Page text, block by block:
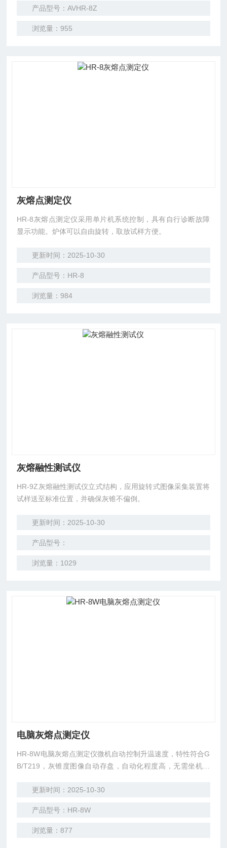
产品型号：AVHR-8Z
浏览量：955
灰熔点测定仪
HR-8灰熔点测定仪采用单片机系统控制，具有自行诊断故障
显示功能。炉体可以自由旋转，取放试样方便。
更新时间：2025-10-30
产品型号：HR-8
浏览量：984
灰熔融性测试仪
HR-9Z灰熔融性测试仪立式结构，应用旋转式图像采集装置将
试样送至标准位置，并确保灰锥不偏倒。
更新时间：2025-10-30
产品型号：
浏览量：1029
电脑灰熔点测定仪
HR-8W电脑灰熔点测定仪微机自动控制升温速度，特性符合G
B/T219，灰锥度图像自动存盘，自动化程度高，无需坐机观
更新时间：2025-10-30
产品型号：HR-8W
浏览量：877